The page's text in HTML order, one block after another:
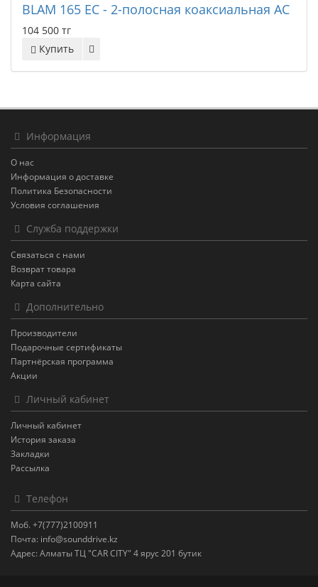
BLAM 165 EC - 2-полосная коаксиальная АС
104 500 тг
Купить
Информация
О нас
Информация о доставке
Политика Безопасности
Условия соглашения
Служба поддержки
Связаться с нами
Возврат товара
Карта сайта
Дополнительно
Производители
Подарочные сертификаты
Партнёрская программа
Акции
Личный кабинет
Личный кабинет
История заказа
Закладки
Рассылка
Телефон
Моб. +7(777)2100911
Почта: info@sounddrive.kz
Адрес: Алматы ТЦ "CAR CITY" 4 ярус 201 бутик